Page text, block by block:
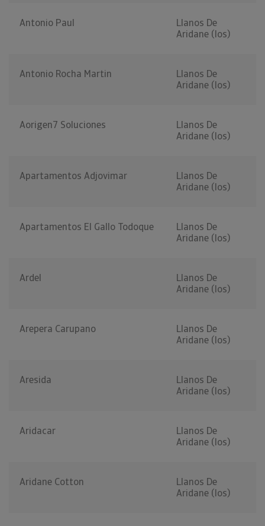
Antonio Paul
Llanos De
Aridane (los)
Antonio Rocha Martin
Llanos De
Aridane (los)
Aorigen7 Soluciones
Llanos De
Aridane (los)
Apartamentos Adjovimar
Llanos De
Aridane (los)
Apartamentos El Gallo Todoque
Llanos De
Aridane (los)
Ardel
Llanos De
Aridane (los)
Arepera Carupano
Llanos De
Aridane (los)
Aresida
Llanos De
Aridane (los)
Aridacar
Llanos De
Aridane (los)
Aridane Cotton
Llanos De
Aridane (los)